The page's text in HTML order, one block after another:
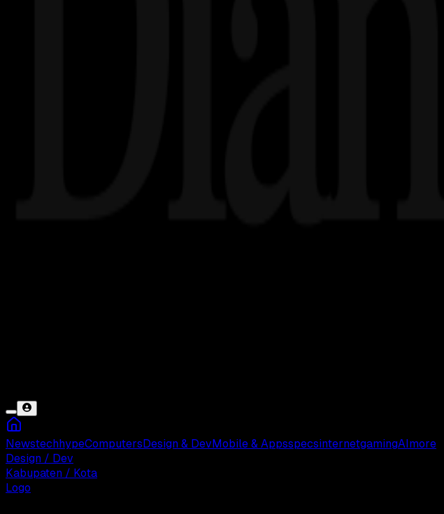
NewstechhypeComputers Design & Dev Mobile & AppsspecsinternetgamingAI more
Design / Dev
Kabupaten / Kota
Logo